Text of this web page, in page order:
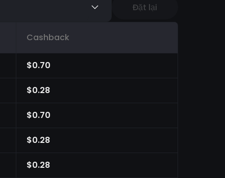
Đặt lại
Cashback
$0.70
$0.28
$0.70
$0.28
$0.28